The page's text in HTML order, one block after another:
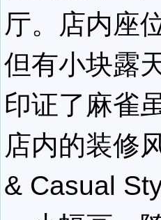
厅。店内座
但有小块露
印证了麻雀
店内的装修
& Casual